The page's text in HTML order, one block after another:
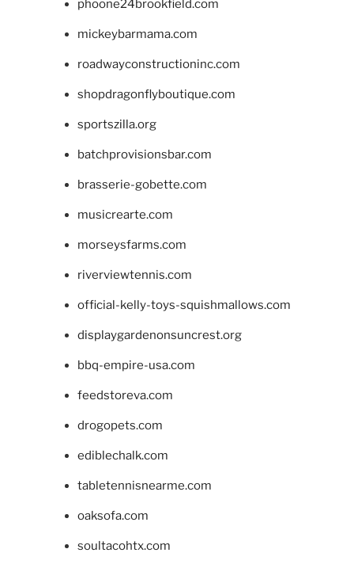
phoone24brookfield.com
mickeybarmama.com
roadwayconstructioninc.com
shopdragonflyboutique.com
sportszilla.org
batchprovisionsbar.com
brasserie-gobette.com
musicrearte.com
morseysfarms.com
riverviewtennis.com
official-kelly-toys-squishmallows.com
displaygardenonsuncrest.org
bbq-empire-usa.com
feedstoreva.com
drogopets.com
ediblechalk.com
tabletennisnearme.com
oaksofa.com
soultacohtx.com